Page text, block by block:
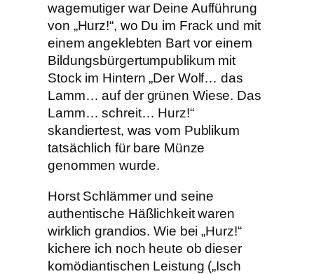
wagemutiger war Deine Aufführung
von „Hurz!“, wo Du im Frack und mit
einem angeklebten Bart vor einem
Bildungsbürgertumpublikum mit
Stock im Hintern „Der Wolf… das
Lamm… auf der grünen Wiese. Das
Lamm… schreit… Hurz!“
skandiertest, was vom Publikum
tatsächlich für bare Münze
genommen wurde.
Horst Schlämmer und seine
authentische Häßlichkeit waren
wirklich grandios. Wie bei „Hurz!“
kichere ich noch heute ob dieser
komödiantischen Leistung („Isch